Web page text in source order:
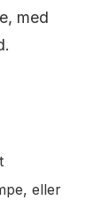
med
eller